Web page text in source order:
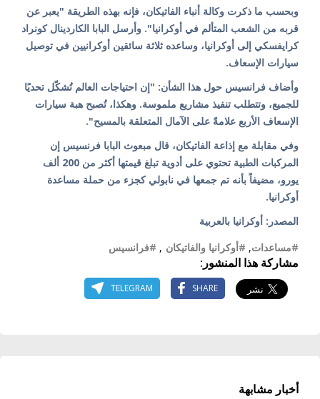
وبحسب ما ذكرت وكالة أنباء الفاتيكان، فإنه بهذه الطريقة "يعبر عن
قربه من الشعب المتألم في أوكرانيا". وأرسل البابا الكاردينال كونراد
كرايفسكي إلى أوكرانيا، وساعده ثلاثة سائقين أوكرانيين في توصيل
سيارات الإسعاف.
وأضاف فرانسيس حول هذا الشأن: "إن احتياجات العالم تُشكّل تحديًا
للجميع، وتتطلب تنفيذ مشاريع ملموسة. وهكذا، تُصبح هبة سيارات
الإسعاف الأربع علامةً على الآمال المتعلقة بالمسيح".
وفي مقابلة مع إذاعة الفاتيكان، قال مبعوث البابا فرنسيس إن
المركبات الطبية تحتوي على أدوية تبلغ قيمتها أكثر من 200 ألف
يورو، مضيفاً بأنه تم جمعها في نابولي كجزء من حملة مساعدة
أوكرانيا.
المصدر: أوكرانيا بالعربية
#مساعدات, #أوكرانيا والفاتيكان , #فرانسيس
مشاركة هذا المنشور:
SHARE
TELEGRAM
أخبار مشابهة